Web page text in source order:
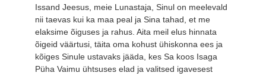
Issand Jeesus, meie Lunastaja, Sinul on meelevald
nii taevas kui ka maa peal ja Sina tahad, et me
elaksime õiguses ja rahus. Aita meil elus hinnata
õigeid väärtusi, täita oma kohust ühiskonna ees ja
kõiges Sinule ustavaks jääda, kes Sa koos Isaga
Püha Vaimu ühtsuses elad ja valitsed igavesest